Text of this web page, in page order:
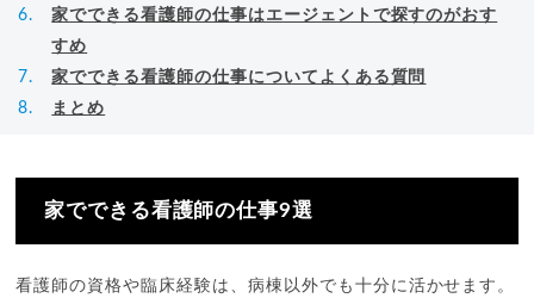
家でできる看護師の仕事はエージェントで探すのがおす
すめ
家でできる看護師の仕事についてよくある質問
まとめ
家でできる看護師の仕事9選
看護師の資格や臨床経験は、病棟以外でも十分に活かせます。